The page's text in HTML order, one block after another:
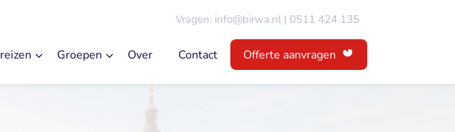
Vragen: info@birwa.nl| 0511 424 135
Groepen Over Contact Offerte aanvragen